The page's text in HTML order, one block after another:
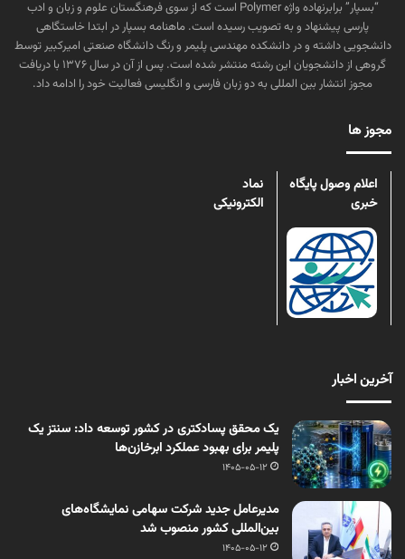
“بسپار” برابرنهاده واژه Polymer است که از سوی فرهنگستان علوم و زبان و ادب
پارسی پیشنهاد و به تصویب رسیده است. ماهنامه بسپار در ابتدا خاستگاهی
دانشجویی داشته و در دانشکده مهندسی پلیمر و رنگ دانشگاه صنعتی امیرکبیر توسط
گروهی از دانشجویان این رشته منتشر شده است. پس از آن در سال ۱۳۷۶ با دریافت
مجوز انتشار بین المللی به دو زبان فارسی و انگلیسی فعالیت خود را ادامه داد.
مجوز ها
اعلام وصول پایگاه
خبری
نماد
الکترونیکی
آخرین اخبار
یک محقق پسادکتری در کشور توسعه داد: سنتز یک
پلیمر برای بهبود عملکرد ابرخازن‌ها
1405-05-12
مدیرعامل جدید شرکت سهامی نمایشگاه‌های
بین‌المللی کشور منصوب شد
1405-05-12